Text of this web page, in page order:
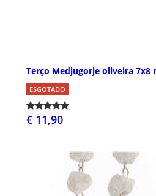
Terço Medjugorje oliveira 7x8
ESGOTADO
€ 11,90